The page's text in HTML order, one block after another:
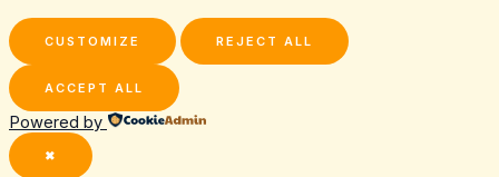
CUSTOMIZE REJECT ALL
ACCEPT ALL
Powered by
✖